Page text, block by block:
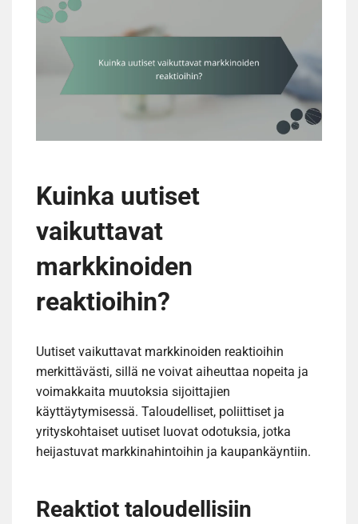
Kuinka uutiset
vaikuttavat
markkinoiden
reaktioihin?
Uutiset vaikuttavat markkinoiden reaktioihin
merkittävästi, sillä ne voivat aiheuttaa nopeita ja
voimakkaita muutoksia sijoittajien
käyttäytymisessä. Taloudelliset, poliittiset ja
yrityskohtaiset uutiset luovat odotuksia, jotka
heijastuvat markkinahintoihin ja kaupankäyntiin.
Reaktiot taloudellisiin